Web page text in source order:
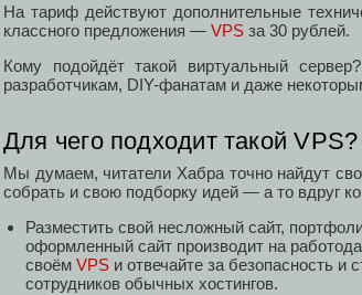
На тариф действуют дополнительные
классного предложения — VPS за 30 рублей.
Кому подойдёт такой виртуальный
разработчикам, DIY-фанатам и даже
Для чего подходит такой VPS?
Мы думаем, читатели Хабра точно найдут
собрать и свою подборку идей — а то вдруг
Разместить свой несложный сайт,
оформленный сайт производит на
своём VPS и отвечайте за безопасность и
сотрудников обычных хостингов.